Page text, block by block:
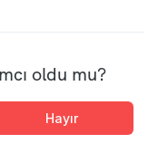
oldu mu?
Hayır